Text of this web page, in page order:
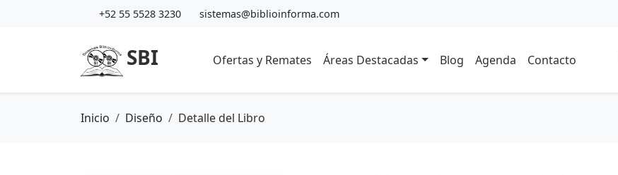
+52 55 5528 3230 sistemas@biblioinforma.com
SBI Ofertas y Remates Áreas Destacadas Blog Agenda Contacto
Inicio Diseño Detalle del Libro